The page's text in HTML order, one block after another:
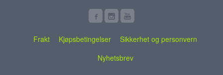
Frakt Kjøpsbetingelser
Sikkerhet og personvern
Nyhetsbrev